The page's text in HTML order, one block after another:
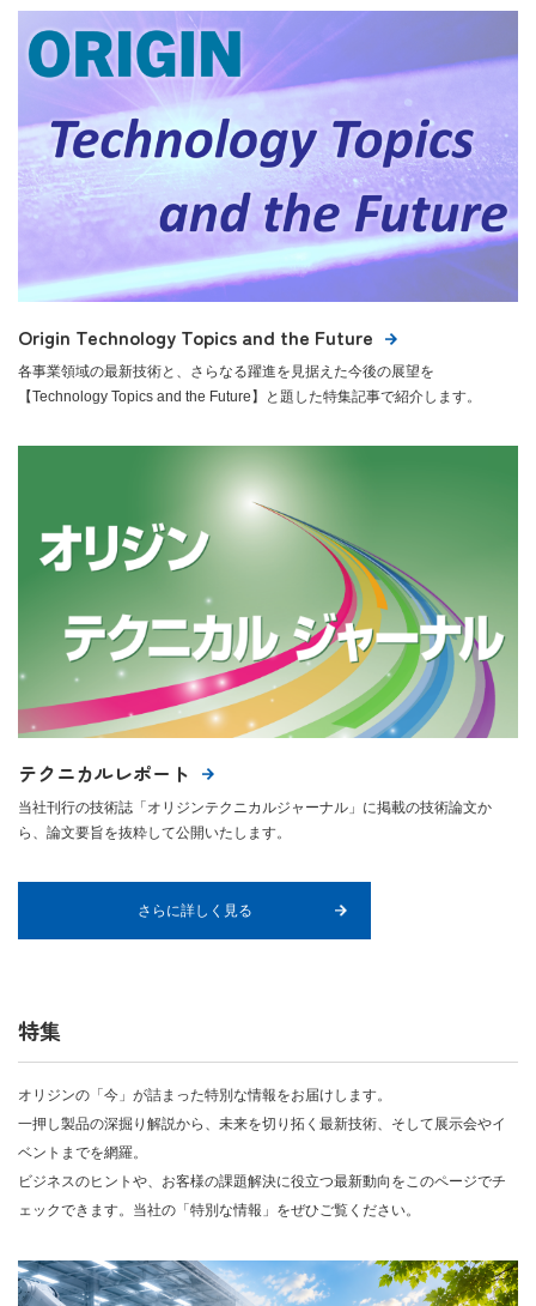
Origin Technology Topics and the Future
各事業領域の最新技術と、さらなる躍進を見据えた今後の展望を
【Technology Topics and the Future】と題した特集記事で紹介します。
テクニカルレポート
当社刊行の技術誌「オリジンテクニカルジャーナル」に掲載の技術論文か
ら、論文要旨を抜粋して公開いたします。
さらに詳しく見る
特集
オリジンの「今」が詰まった特別な情報をお届けします。
一押し製品の深掘り解説から、未来を切り拓く最新技術、そして展示会やイ
ベントまでを網羅。
ビジネスのヒントや、お客様の課題解決に役立つ最新動向をこのページでチ
ェックできます。当社の「特別な情報」をぜひご覧ください。